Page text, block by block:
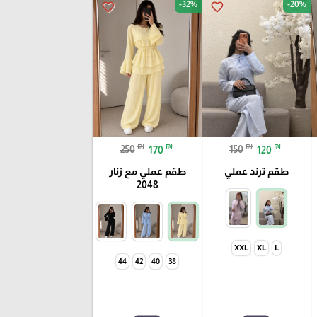
favorite_border -20%
150 ₪ 120 ₪
طقم ترند عملي
L
XL
XXL
favorite_border -32%
250 ₪ 170 ₪
طقم عملي مع زنار
2048
38
40
42
44